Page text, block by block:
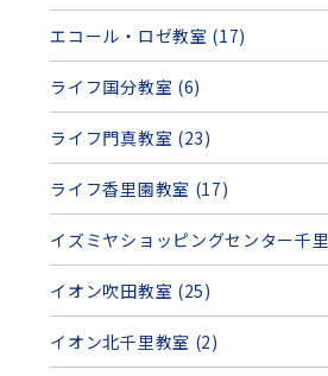
エコール・ロゼ教室 (17)
ライフ国分教室 (6)
ライフ門真教室 (23)
ライフ香里園教室 (17)
イズミヤショッピングセンター千
イオン吹田教室 (25)
イオン北千里教室 (2)